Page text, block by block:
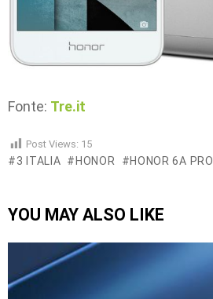
Fonte: Tre.it
Post Views: 15
3 ITALIA HONOR HONOR 6A PRO
YOU MAY ALSO LIKE